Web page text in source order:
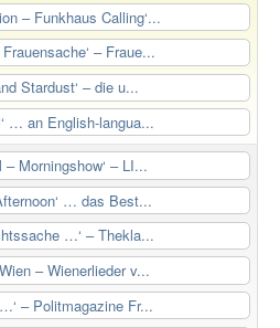
– Funkhaus Calling‘...
– Fraue...
Stardust‘ – die u...
… an English-langua...
– Morningshow‘ – LI...
… das Best...
…‘ – Thekla...
– Wienerlieder v...
– Politmagazine Fr...